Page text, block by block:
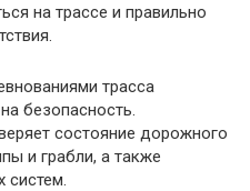
на трассе и правильно
трасса
безопасность.
состояние дорожного
и грабли, а также
систем.